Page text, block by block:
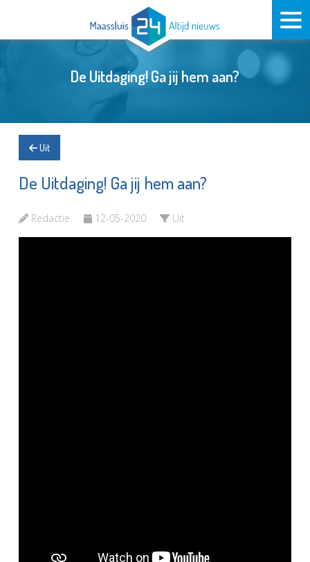
De Uitdaging! Ga jij hem aan?
Uit
De Uitdaging! Ga jij hem aan?
Redactie 12-05-2020 Uit